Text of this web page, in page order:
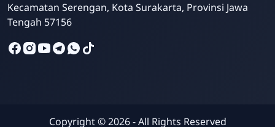
Kecamatan Serengan, Kota Surakarta, Provinsi Jawa
Tengah 57156
Copyright ©2026- All Rights Reserved